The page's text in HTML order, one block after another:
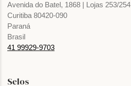
Avenida do Batel, 1868 | Lojas 253/254
Curitiba 80420-090
Paraná
Brasil
41 99929-9703
Selos